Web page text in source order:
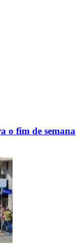
o fim de semana